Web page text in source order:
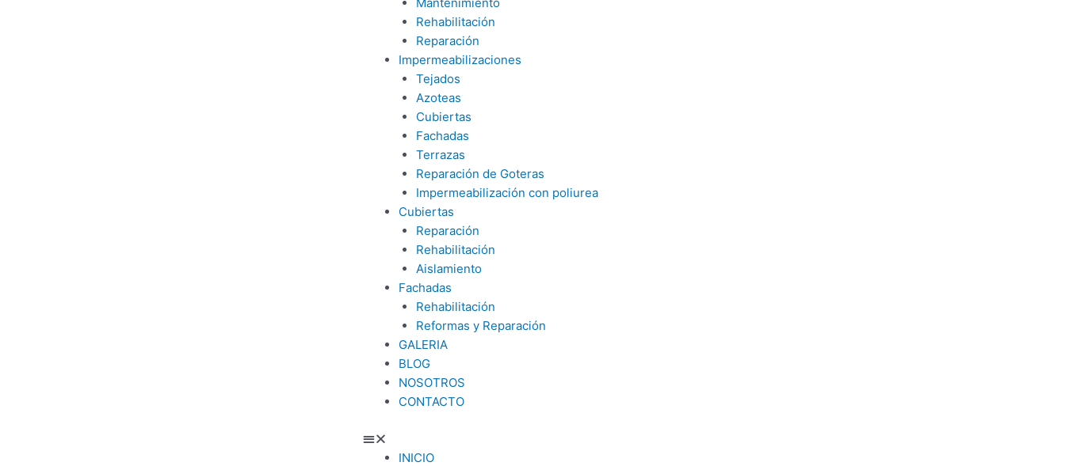
Rehabilitación
Reparación
Impermeabilizaciones
Tejados
Azoteas
Cubiertas
Fachadas
Terrazas
Reparación de Goteras
Impermeabilización con poliurea
Cubiertas
Reparación
Rehabilitación
Aislamiento
Fachadas
Rehabilitación
Reformas y Reparación
GALERIA
BLOG
NOSOTROS
CONTACTO
INICIO